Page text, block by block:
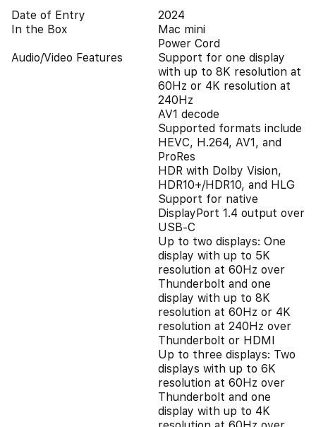
Date of Entry
2024
In the Box
Mac mini
Power Cord
Audio/Video Features
Support for one display
with up to 8K resolution at
60Hz or 4K resolution at
240Hz
AV1 decode
Supported formats include
HEVC, H.264, AV1, and
ProRes
HDR with Dolby Vision,
HDR10+/HDR10, and HLG
Support for native
DisplayPort 1.4 output over
USB-C
Up to two displays: One
display with up to 5K
resolution at 60Hz over
Thunderbolt and one
display with up to 8K
resolution at 60Hz or 4K
resolution at 240Hz over
Thunderbolt or HDMI
Up to three displays: Two
displays with up to 6K
resolution at 60Hz over
Thunderbolt and one
display with up to 4K